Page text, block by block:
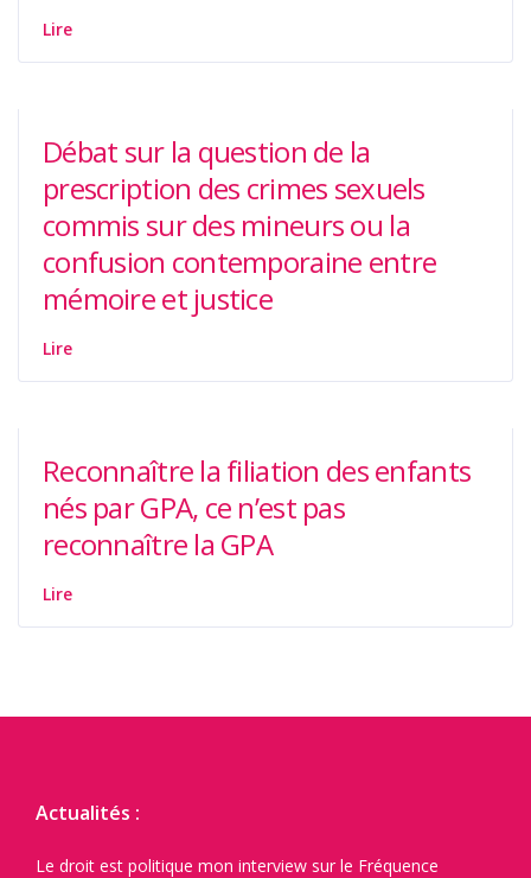
Lire
Débat sur la question de la
prescription des crimes sexuels
commis sur des mineurs ou la
confusion contemporaine entre
mémoire et justice
Lire
Reconnaître la filiation des enfants
nés par GPA, ce n’est pas
reconnaître la GPA
Lire
Actualités :
Le droit est politique mon interview sur le Fréquence